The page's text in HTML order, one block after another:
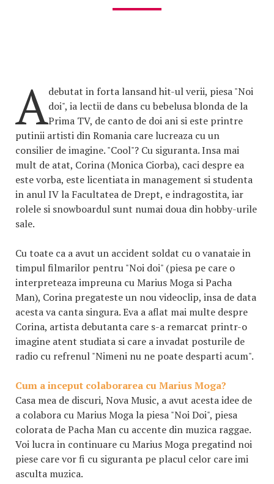
Adebutat in forta lansand hit-ul verii, piesa "Noi
doi", ia lectii de dans cu bebelusa blonda de la
Prima TV, de canto de doi ani si este printre
putinii artisti din Romania care lucreaza cu un
consilier de imagine. "Cool"? Cu siguranta. Insa mai
mult de atat, Corina (Monica Ciorba), caci despre ea
este vorba, este licentiata in management si studenta
in anul IV la Facultatea de Drept, e indragostita, iar
rolele si snowboardul sunt numai doua din hobby-urile
sale.
Cu toate ca a avut un accident soldat cu o vanataie in
timpul filmarilor pentru "Noi doi" (piesa pe care o
interpreteaza impreuna cu Marius Moga si Pacha
Man), Corina pregateste un nou videoclip, insa de data
acesta va canta singura. Eva a aflat mai multe despre
Corina, artista debutanta care s-a remarcat printr-o
imagine atent studiata si care a invadat posturile de
radio cu refrenul "Nimeni nu ne poate desparti acum".
Cum a inceput colaborarea cu Marius Moga?
Casa mea de discuri, Nova Music, a avut acesta idee de
a colabora cu Marius Moga la piesa "Noi Doi", piesa
colorata de Pacha Man cu accente din muzica raggae.
Voi lucra in continuare cu Marius Moga pregatind noi
piese care vor fi cu siguranta pe placul celor care imi
asculta muzica.